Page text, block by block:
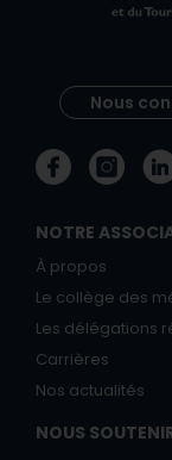
Nous
NOTRE
À propos
Le collège des
Les délégations
Carrières
Nos actualités
NOUS